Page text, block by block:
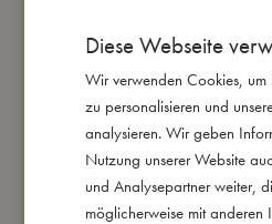
Pflegehinweise:
- Spüle die Badebekleidung nach
laufendem Wasser aus, da die
können.
- Vermeide es, die Kleidung
da dies die Fasern beschädigen
Diese Webseite
Wir verwenden Cookies,
zu personalisieren und
analysieren. Wir geben
Nutzung unserer Website
und Analysepartner weiter,
möglicherweise mit anderen